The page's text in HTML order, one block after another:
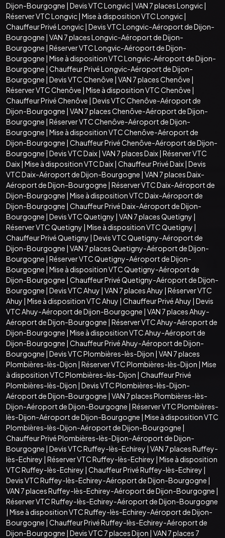
Dijon-Bourgogne | Devis VTC Longvic| VAN 7 places Longvic|
Réserver VTC Longvic| Mise à disposition VTC Longvic|
Chauffeur Privé Longvic| Devis VTC Longvic-Aéroport de Dijon-
Bourgogne | VAN 7 places Longvic-Aéroport de Dijon-
Bourgogne | Réserver VTC Longvic-Aéroport de Dijon-
Bourgogne | Mise à disposition VTC Longvic-Aéroport de Dijon-
Bourgogne | Chauffeur Privé Longvic-Aéroport de Dijon-
Bourgogne | Devis VTC Chenôve | VAN 7 places Chenôve |
Réserver VTC Chenôve | Mise à disposition VTC Chenôve |
Chauffeur Privé Chenôve | Devis VTC Chenôve-Aéroport de
Dijon-Bourgogne | VAN 7 places Chenôve-Aéroport de Dijon-
Bourgogne | Réserver VTC Chenôve-Aéroport de Dijon-
Bourgogne | Mise à disposition VTC Chenôve-Aéroport de
Dijon-Bourgogne | Chauffeur Privé Chenôve-Aéroport de Dijon-
Bourgogne | Devis VTC Daix| VAN 7 places Daix| Réserver VTC
Daix| Mise à disposition VTC Daix| Chauffeur Privé Daix| Devis
VTC Daix-Aéroport de Dijon-Bourgogne | VAN 7 places Daix-
Aéroport de Dijon-Bourgogne | Réserver VTC Daix-Aéroport de
Dijon-Bourgogne | Mise à disposition VTC Daix-Aéroport de
Dijon-Bourgogne | Chauffeur Privé Daix-Aéroport de Dijon-
Bourgogne | Devis VTC Quetigny | VAN 7 places Quetigny |
Réserver VTC Quetigny | Mise à disposition VTC Quetigny |
Chauffeur Privé Quetigny | Devis VTC Quetigny-Aéroport de
Dijon-Bourgogne | VAN 7 places Quetigny-Aéroport de Dijon-
Bourgogne | Réserver VTC Quetigny-Aéroport de Dijon-
Bourgogne | Mise à disposition VTC Quetigny-Aéroport de
Dijon-Bourgogne | Chauffeur Privé Quetigny-Aéroport de Dijon-
Bourgogne | Devis VTC Ahuy | VAN 7 places Ahuy | Réserver VTC
Ahuy | Mise à disposition VTC Ahuy | Chauffeur Privé Ahuy | Devis
VTC Ahuy-Aéroport de Dijon-Bourgogne | VAN 7 places Ahuy-
Aéroport de Dijon-Bourgogne | Réserver VTC Ahuy-Aéroport de
Dijon-Bourgogne | Mise à disposition VTC Ahuy-Aéroport de
Dijon-Bourgogne | Chauffeur Privé Ahuy-Aéroport de Dijon-
Bourgogne | Devis VTC Plombières-lès-Dijon | VAN 7 places
Plombières-lès-Dijon | Réserver VTC Plombières-lès-Dijon | Mise
à disposition VTC Plombières-lès-Dijon | Chauffeur Privé
Plombières-lès-Dijon | Devis VTC Plombières-lès-Dijon-
Aéroport de Dijon-Bourgogne | VAN 7 places Plombières-lès-
Dijon-Aéroport de Dijon-Bourgogne | Réserver VTC Plombières-
lès-Dijon-Aéroport de Dijon-Bourgogne | Mise à disposition VTC
Plombières-lès-Dijon-Aéroport de Dijon-Bourgogne |
Chauffeur Privé Plombières-lès-Dijon-Aéroport de Dijon-
Bourgogne | Devis VTC Ruffey-lès-Echirey | VAN 7 places Ruffey-
lès-Echirey | Réserver VTC Ruffey-lès-Echirey | Mise à disposition
VTC Ruffey-lès-Echirey | Chauffeur Privé Ruffey-lès-Echirey |
Devis VTC Ruffey-lès-Echirey-Aéroport de Dijon-Bourgogne |
VAN 7 places Ruffey-lès-Echirey-Aéroport de Dijon-Bourgogne |
Réserver VTC Ruffey-lès-Echirey-Aéroport de Dijon-Bourgogne
| Mise à disposition VTC Ruffey-lès-Echirey-Aéroport de Dijon-
Bourgogne | Chauffeur Privé Ruffey-lès-Echirey-Aéroport de
Dijon-Bourgogne | Devis VTC 7 places Dijon | VAN 7 places 7